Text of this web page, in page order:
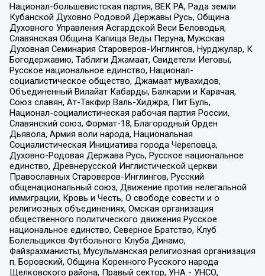
Национал-большевистская партия, ВЕК РА, Рада земли
Кубанской Духовно Родовой Державы Русь, Община
Духовного Управления Асгардской Веси Беловодья,
Славянская Община Капища Веды Перуна, Мужская
Духовная Семинария Староверов-Инглингов, Нурджулар, К
Богодержавию, Таблиги Джамаат, Свидетели Иеговы,
Русское национальное единство, Национал-
социалистическое общество, Джамаат мувахидов,
Объединенный Вилайат Кабарды, Балкарии и Карачая,
Союз славян, Ат-Такфир Валь-Хиджра, Пит Буль,
Национал-социалистическая рабочая партия России,
Славянский союз, Формат-18, Благородный Орден
Дьявола, Армия воли народа, Национальная
Социалистическая Инициатива города Череповца,
Духовно-Родовая Держава Русь, Русское национальное
единство, Древнерусской Инглистической церкви
Православных Староверов-Инглингов, Русский
общенациональный союз, Движение против нелегальной
иммиграции, Кровь и Честь, О свободе совести и о
религиозных объединениях, Омская организация
общественного политического движения Русское
национальное единство, Северное Братство, Клуб
Болельщиков Футбольного Клуба Динамо,
Файзрахманисты, Мусульманская религиозная организация
п. Боровский, Община Коренного Русского народа
Щелковского района, Правый сектор, УНА - УНСО,